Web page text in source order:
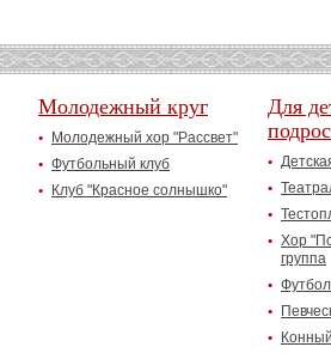
Молодежный круг
Молодежный хор "Рассвет"
Футбольный клуб
Клуб "Красное солнышко"
Для
Хор
группа